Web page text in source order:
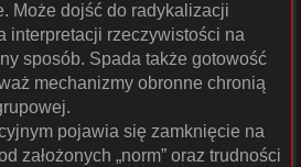
Może dojść do radykalizacji
interpretacji rzeczywistości na
sposób. Spada także gotowość
mechanizmy obronne chronią
pojawia się zamknięcie na
założonych „norm” oraz trudności